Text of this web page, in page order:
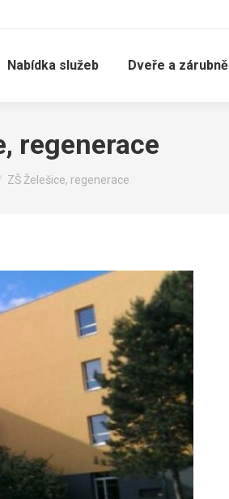
Nabídka služeb Dveře a zárubně
regenerace
ZŠ Želešice, regenerace